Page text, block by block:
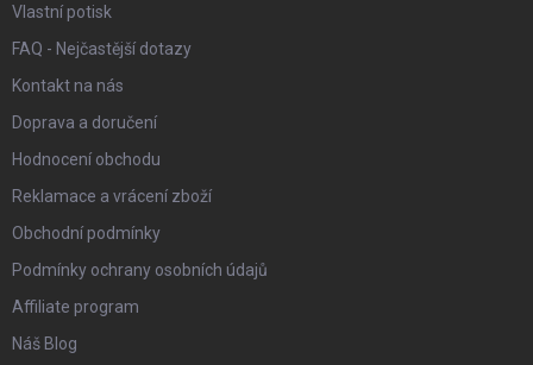
Vlastní potisk
FAQ - Nejčastější dotazy
Kontakt na nás
Doprava a doručení
Hodnocení obchodu
Reklamace a vrácení zboží
Obchodní podmínky
Podmínky ochrany osobních údajů
Affiliate program
Náš Blog